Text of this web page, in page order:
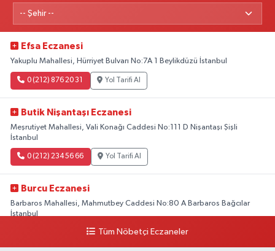
Efsa Eczanesi
Yakuplu Mahallesi, Hürriyet Bulvarı No:7A 1 Beylikdüzü İstanbul
0 (212) 876 20 31 Yol Tarifi Al
Butik Nişantaşı Eczanesi
Meşrutiyet Mahallesi, Vali Konağı Caddesi No:111 D Nişantaşı Şişli
İstanbul
0 (212) 234 56 66 Yol Tarifi Al
Burcu Eczanesi
Barbaros Mahallesi, Mahmutbey Caddesi No:80 A Barbaros Bağcılar
İstanbul
Yol Tarifi Al
Tüm Nöbetçi Eczaneler